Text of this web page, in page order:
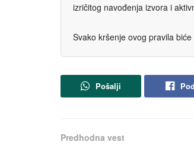
izričitog navođenja izvora i
Svako kršenje ovog pravila
Pošalji
Predhodna vest